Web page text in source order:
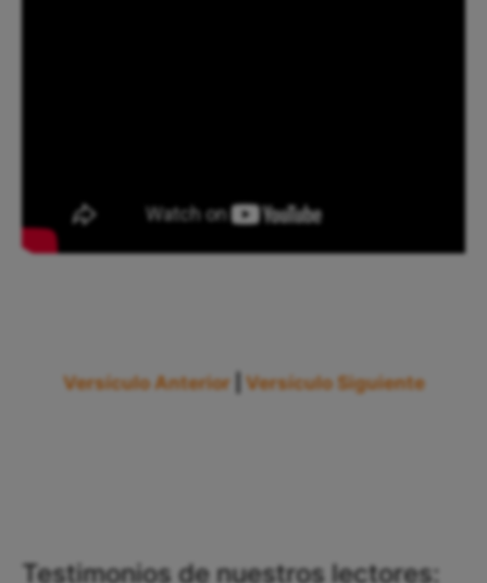
Versículo Anterior Versículo Siguiente
Testimonios de nuestros lectores: